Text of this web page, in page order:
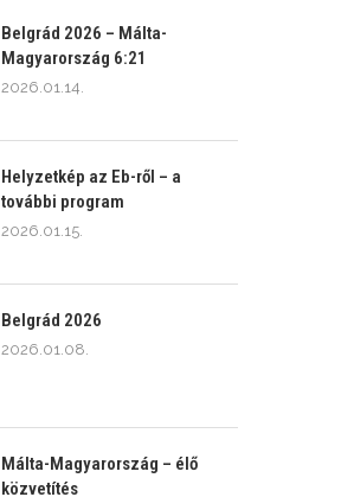
Belgrád 2026 – Málta-
Magyarország 6:21
2026.01.14.
Helyzetkép az Eb-ről – a
további program
2026.01.15.
Belgrád 2026
2026.01.08.
Málta-Magyarország – élő
közvetítés